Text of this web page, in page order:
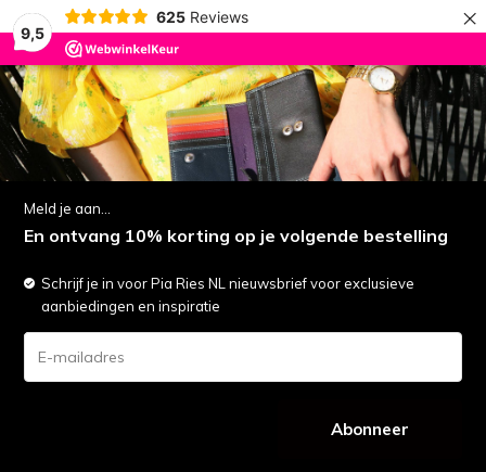
9,5
625 Reviews ×
zoeken inloggen
menu wishlist winkelwagen
0
LET OP: Vakantie | Alle bestellingen worden maandag 17 augustus verzonden
ELLA(5)
Meld je aan...
En ontvang 10% korting op je volgende bestelling
Schrijf je in voor Pia Ries NL nieuwsbrief voor exclusieve
aanbiedingen en inspiratie
Abonneer